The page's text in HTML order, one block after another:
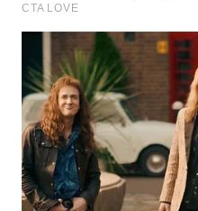
WN
WN
KALBAR
WN
KALTENG